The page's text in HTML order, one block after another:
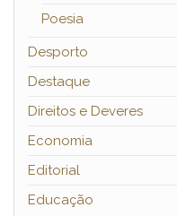
Poesia
Desporto
Destaque
Direitos e Deveres
Economia
Editorial
Educação